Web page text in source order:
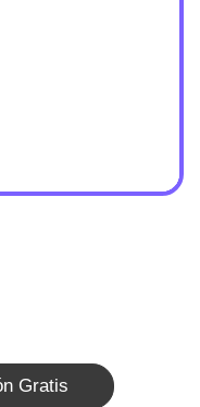
Gratis